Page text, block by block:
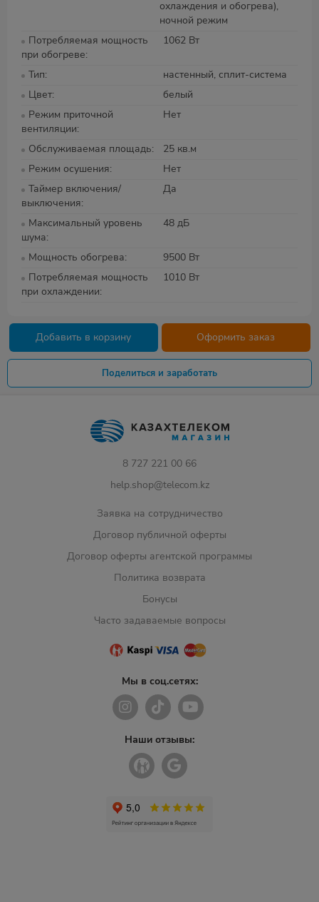
охлаждения и обогрева),
ночной режим
Потребляемая мощность
при обогреве
1062 Вт
Тип
настенный, сплит-система
Цвет
белый
Режим приточной
вентиляции
Нет
Обслуживаемая площадь
25 кв.м
Режим осушения
Нет
Таймер включения/
выключения
Да
Максимальный уровень
шума
48 дБ
Мощность обогрева
9500 Вт
Потребляемая мощность
при охлаждении
1010 Вт
Добавить в корзину Оформить заказ
Поделиться и заработать
8 727 221 00 66
help.shop@telecom.kz
Заявка на сотрудничество
Договор публичной оферты
Договор оферты агентской программы
Политика возврата
Бонусы
Часто задаваемые вопросы
Мы в соц.сетях:
Наши отзывы: